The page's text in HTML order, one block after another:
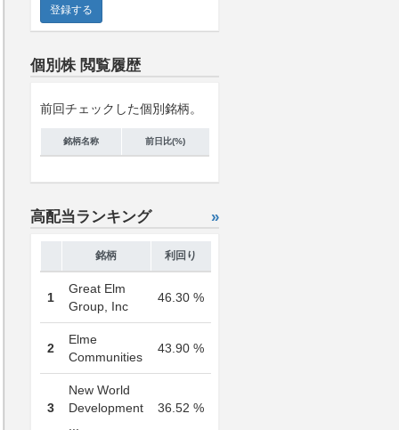
個別株 閲覧履歴
前回チェックした個別銘柄。
銘柄名称 前日比(%)
高配当ランキング »
銘柄 利回り
1
Great Elm
Group, Inc
46.30 %
2
Elme
Communities
43.90 %
3
New World
Development
36.52 %